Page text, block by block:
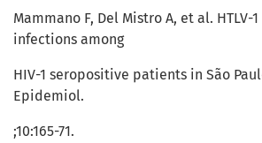
Mammano F, Del Mistro A, et al. HTLV-1
infections among
HIV-1 seropositive patients in São
Epidemiol.
;10:165-71.